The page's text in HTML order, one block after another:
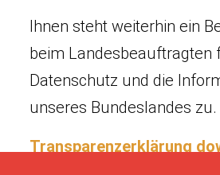
Ihnen steht weiterhin ein
beim Landesbeauftragten
Datenschutz und die
unseres Bundeslandes zu.
Transparenzerklärung